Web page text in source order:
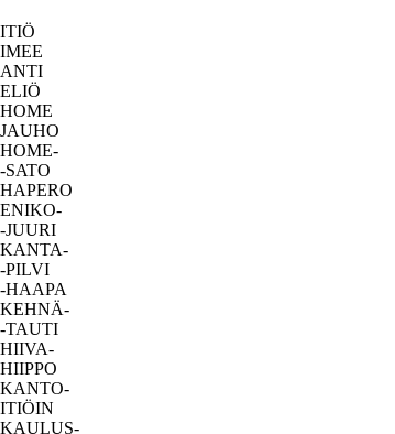
ITIÖ
IMEE
ANTI
ELIÖ
HOME
JAUHO
HOME-
-SATO
HAPERO
ENIKO-
-JUURI
KANTA-
-PILVI
-HAAPA
KEHNÄ-
-TAUTI
HIIVA-
HIIPPO
KANTO-
ITIÖIN
KAULUS-